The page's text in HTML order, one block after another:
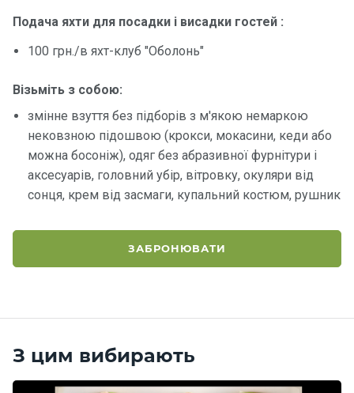
Подача яхти для посадки і висадки гостей :
100 грн./в яхт-клуб "Оболонь"
Візьміть з собою:
змінне взуття без підборів з м'якою немаркою
нековзною підошвою (крокси, мокасини, кеди або
можна босоніж), одяг без абразивної фурнітури і
аксесуарів, головний убір, вітровку, окуляри від
сонця, крем від засмаги, купальний костюм, рушник
ЗАБРОНЮВАТИ
З цим вибирають
Відгуки
и